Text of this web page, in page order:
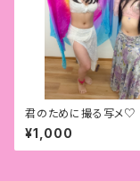
君のために撮る写メ♡
¥1,000